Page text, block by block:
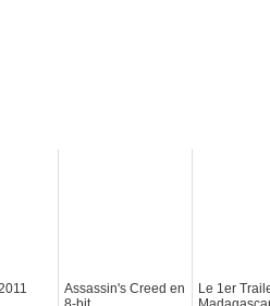
Assassin's Creed en
Le 1er